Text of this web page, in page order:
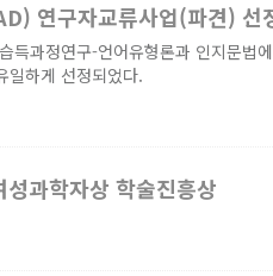
연구자교류사업(파견) 선
득과정연구-언어유형론과 인지문법
일하게 선정되었다.
과학자상 학술진흥상